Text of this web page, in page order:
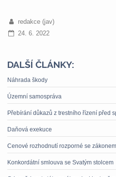
redakce (jav)
24. 6. 2022
DALŠÍ ČLÁNKY:
Náhrada škody
Územní samospráva
Přebírání důkazů z trestního řízení před
Daňová exekuce
Cenové rozhodnutí rozporné se zákonem
Konkordátní smlouva se Svatým stolcem